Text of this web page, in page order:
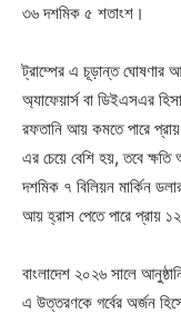
৩৬ দশমিক ৫ শতাংশ।
ট্রাম্পের এ চূড়ান্ত ঘোষণার
অ্যাফেয়ার্স বা ডিইএসএর
রফতানি আয় কমতে পারে
এর চেয়ে বেশি হয়, তবে ক্ষতি
দশমিক ৭ বিলিয়ন মার্কিন
আয় হ্রাস পেতে পারে প্রায়
বাংলাদেশ ২০২৬ সালে
এ উত্তরণকে গর্বের অর্জন